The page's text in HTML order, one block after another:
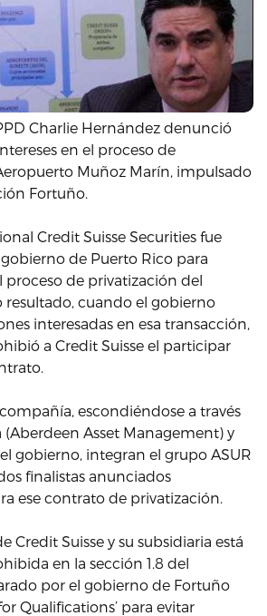
Charlie Hernández denunció
en el proceso de
Muñoz Marín, impulsado
Fortuño.
Credit Suisse Securities fue
de Puerto Rico para
proceso de privatización del
resultado, cuando el gobierno
interesadas en esa transacción,
a Credit Suisse el participar
escondiéndose a través
(Aberdeen Asset Management) y
gobierno, integran el grupo ASUR
finalistas anunciados
ese contrato de privatización.
Credit Suisse y su subsidiaria está
en la sección 1.8 del
por el gobierno de Fortuño
Qualifications’ para evitar